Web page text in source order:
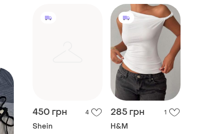
450 грн 4
Shein
285 грн 1
H&M